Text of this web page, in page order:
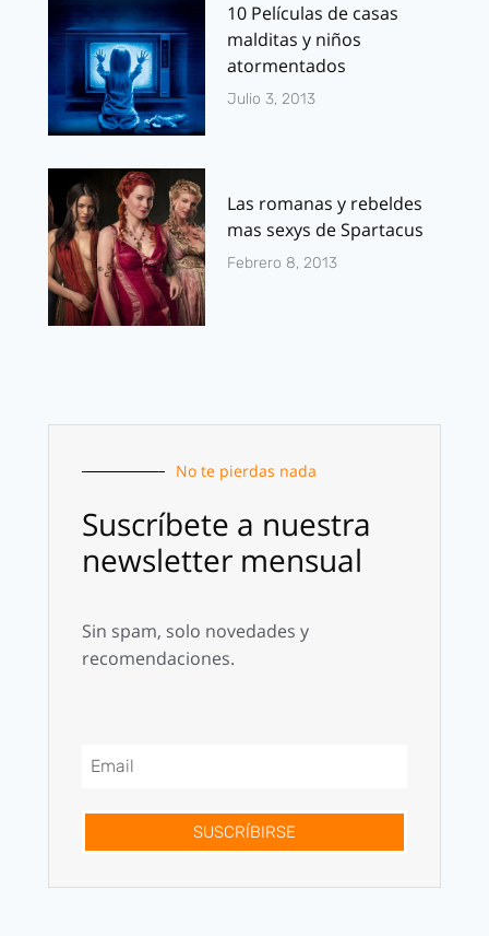
10 Películas de casas
malditas y niños
atormentados
Julio 3, 2013
Las romanas y rebeldes
mas sexys de Spartacus
Febrero 8, 2013
No te pierdas nada
Suscríbete a nuestra
newsletter mensual
Sin spam, solo novedades y
recomendaciones.
SUSCRÍBIRSE